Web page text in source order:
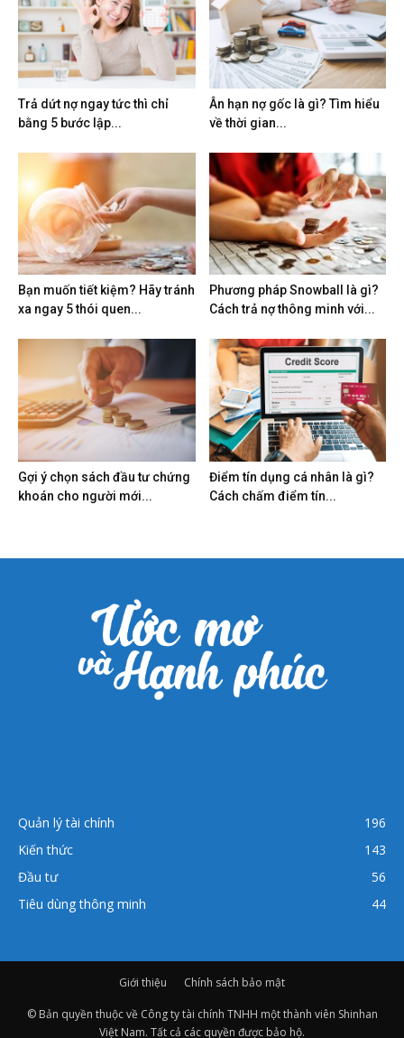
Trả dứt nợ ngay tức thì chỉ
bằng 5 bước lập...
Ân hạn nợ gốc là gì? Tìm hiểu
về thời gian...
Bạn muốn tiết kiệm? Hãy tránh
xa ngay 5 thói quen...
Phương pháp Snowball là gì?
Cách trả nợ thông minh với...
Gợi ý chọn sách đầu tư chứng
khoán cho người mới...
Điểm tín dụng cá nhân là gì?
Cách chấm điểm tín...
Quản lý tài chính
196
Kiến thức
143
Đầu tư
56
Tiêu dùng thông minh
44
Giới thiệu Chính sách bảo mật
© Bản quyền thuộc về Công ty tài chính TNHH một thành viên Shinhan
Việt Nam. Tất cả các quyền được bảo hộ.